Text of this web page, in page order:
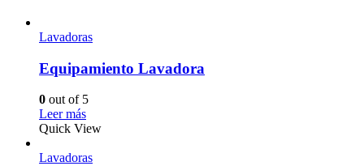
Lavadoras
Equipamiento Lavadora
0 out of 5
Leer más
Quick View
Lavadoras